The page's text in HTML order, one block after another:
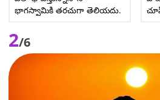
భాగస్వామికి తరచుగా తెలియదు.
2/6